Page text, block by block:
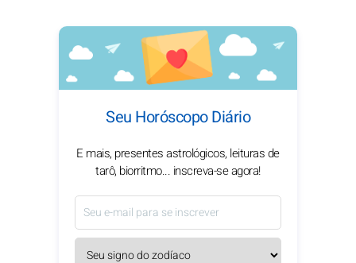
Seu Horóscopo Diário
E mais, presentes astrológicos, leituras de
tarô, biorritmo... inscreva-se agora!